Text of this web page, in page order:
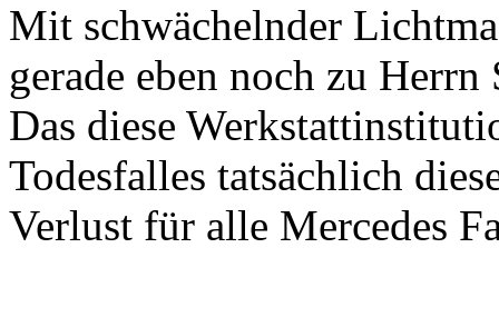
Mit schwächelnder
gerade eben noch zu
Das diese
Todesfalles tatsächlich
Verlust für alle Mercedes